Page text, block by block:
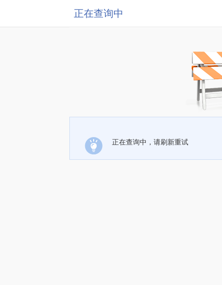
正在查询中
正在查询中，请刷新重试